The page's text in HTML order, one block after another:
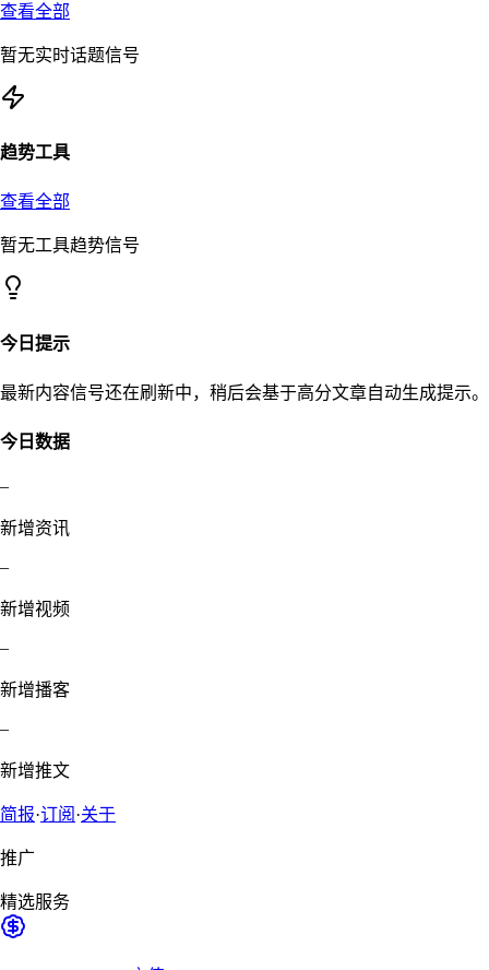
查看全部
暂无实时话题信号
趋势工具
查看全部
暂无工具趋势信号
今日提示
最新内容信号还在刷新中，稍后会基于高分文章自动生成提示。
今日数据
–
新增资讯
–
新增视频
–
新增播客
–
新增推文
简报·订阅 ·关于
推广
精选服务